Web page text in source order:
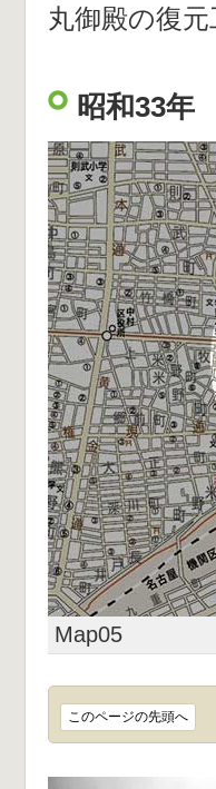
丸御殿の復
昭和33年
Map05
このページの先頭へ